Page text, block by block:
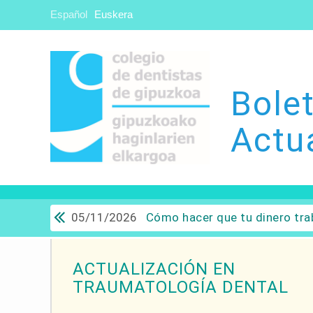
Español Euskera
05/11/2026 Cómo hacer que tu dinero trabaje para ti: Del ahorro
ACTUALIZACIÓN EN
TRAUMATOLOGÍA DENTAL